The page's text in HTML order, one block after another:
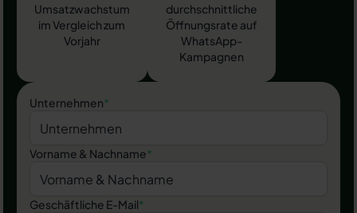
Umsatzwachstum
im Vergleich zum
Vorjahr
durchschnittliche
Öffnungsrate auf
WhatsApp-
Kampagnen
Unternehmen*
Vorname & Nachname*
Geschäftliche E-Mail*